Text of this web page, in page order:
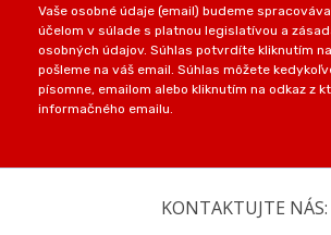
Vaše osobné údaje (email) budeme
účelom v súlade s platnou legislatívou a
osobných údajov. Súhlas potvrdíte kliknutím
pošleme na váš email. Súhlas môžete
písomne, emailom alebo kliknutím na odkaz z
informačného emailu.
KONTAKTUJTE NÁS: